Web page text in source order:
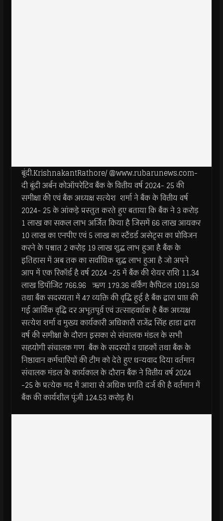
बूंदी.KrishnakantRathore/ @www.rubarunews.com-
दी बूंदी अर्बन कोऑपरेटिव बैंक के वित्तीय वर्ष 2024- 25 की
समीक्षा की एवं बैंक अध्यक्ष सत्येश शर्मा ने बैंक के वित्तीय वर्ष
2024- 25 के आंकड़े प्रस्तुत करते हुए बताया कि बैंक ने 3 करोड़
1 लाख का सकल लाभ अर्जित किया है जिसमें 66 लाख आयकर
10 लाख का एनपीए एवं 5 लाख का स्टैंडर्ड असेट्स का प्रोविजन
करने के पश्चात 2 करोड़ 19 लाख शुद्ध लाभ हुआ है बैंक के
इतिहास में अब तक का सर्वाधिक शुद्ध लाभ हुआ है जो अपने
आप में एक रिकॉर्ड है वर्ष 2024 -25 में बैंक की शेयर राशि 11.34
लाख डिपॉजिट 766.96 ऋण 179.36 वर्किंग कैपिटल 1091.58
तथा बैंक सदस्यता में 47 व्यक्ति की वृद्धि हुई है बैंक द्वारा प्राप्त की
गई आर्थिक वृद्धि दर अभूतपूर्व एवं उत्साहवर्धक है बैंक अध्यक्ष
सत्येश शर्मा व मुख्य कार्यकारी अधिकारी राजेंद्र सिंह हाडा द्वारा
वर्ष की समीक्षा के दौरान इसका से संचालक मंडल के सभी
सहयोगी संचालक गण बैंक के सदस्यों व ग्राहकों तथा बैंक के
निष्ठावान कर्मचारियों की टीम को देते हुए धन्यवाद दिया वर्तमान
संचालक मंडल के कार्यकाल के दौरान बैंक ने वित्तीय वर्ष 2024
-25 के प्रत्येक मद में आशा से अधिक प्रगति दर्ज की है वर्तमान में
बैंक की कार्यशील पूंजी 124.53 करोड़ है।